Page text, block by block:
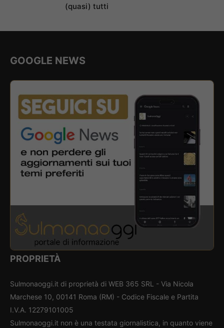
(quasi) tutti
GOOGLE NEWS
PROPRIETÀ
Sulmonaoggi.it di proprietà di WEB 365 SRL - Via Nicola
Marchese 10, 00141 Roma (RM) - Codice Fiscale e Partita
I.V.A. 12279101005
Sulmonaoggi.it non è una testata giornalistica, in quanto viene